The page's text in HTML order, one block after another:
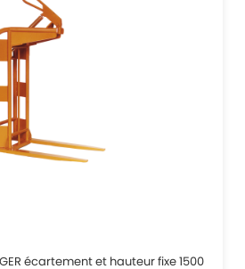
écartement et hauteur fixe 1500